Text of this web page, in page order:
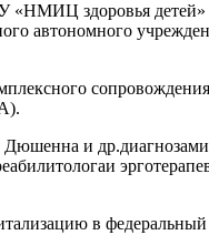
здоровья
автономного
и
в